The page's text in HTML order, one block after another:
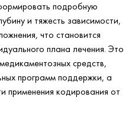
подробную
и тяжесть зависимости,
что становится
плана лечения. Это
средств,
программ поддержки, а
применения кодирования от